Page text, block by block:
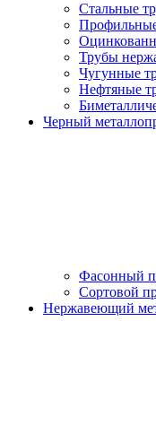
Стальные
Трубы
Чугунные
Нефтяные
Черный
Фасонный
Сортовой
Нержавеющий